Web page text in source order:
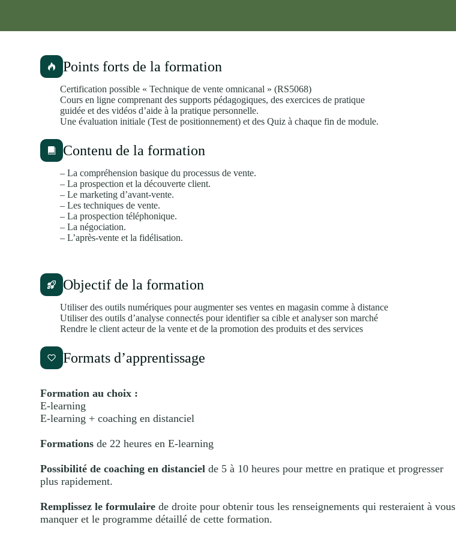
Points forts de la formation
Certification possible « Technique de vente omnicanal » (RS5068)
Cours en ligne comprenant des supports pédagogiques, des exercices de pratique
guidée et des vidéos d’aide à la pratique personnelle.
Une évaluation initiale (Test de positionnement) et des Quiz à chaque fin de module.
Contenu de la formation
– La compréhension basique du processus de vente.
– La prospection et la découverte client.
– Le marketing d’avant-vente.
– Les techniques de vente.
– La prospection téléphonique.
– La négociation.
– L’après-vente et la fidélisation.
Objectif de la formation
Utiliser des outils numériques pour augmenter ses ventes en magasin comme à distance
Utiliser des outils d’analyse connectés pour identifier sa cible et analyser son marché
Rendre le client acteur de la vente et de la promotion des produits et des services
Formats d’apprentissage
Formation au choix :
E-learning
E-learning + coaching en distanciel
Formationsde 22 heures en E-learning
Possibilité de coaching en distanciel de 5 à 10 heures pour mettre en pratique et progresser
plus rapidement.
Remplissez le formulaire de droite pour obtenir tous les renseignements qui resteraient à vous
manquer et le programme détaillé de cette formation.